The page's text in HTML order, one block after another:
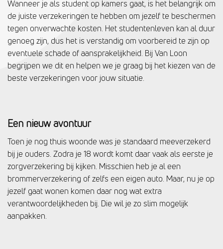
Wanneer je als student op kamers gaat, is het belangrijk om
de juiste verzekeringen te hebben om jezelf te beschermen
tegen onverwachte kosten. Het studentenleven kan al duur
genoeg zijn, dus het is verstandig om voorbereid te zijn op
eventuele schade of aansprakelijkheid. Bij Van Loon
begrijpen we dit en helpen we je graag bij het kiezen van de
beste verzekeringen voor jouw situatie.
Een nieuw avontuur
Toen je nog thuis woonde was je standaard meeverzekerd
bij je ouders. Zodra je 18 wordt komt daar vaak als eerste je
zorgverzekering bij kijken. Misschien heb je al een
brommerverzekering of zelfs een eigen auto. Maar, nu je op
jezelf gaat wonen komen daar nog wat extra
verantwoordelijkheden bij. Die wil je zo slim mogelijk
aanpakken.